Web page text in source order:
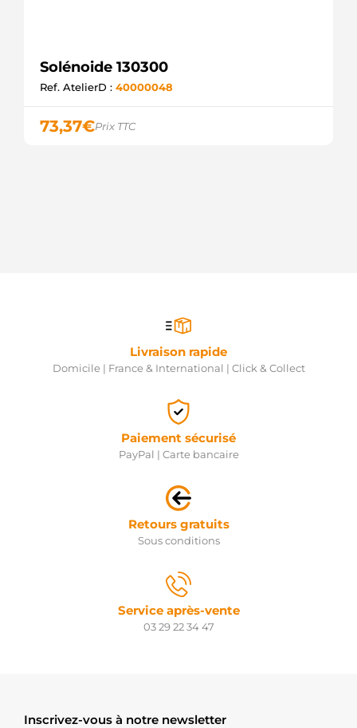
Solénoide 130300
Ref. AtelierD : 40000048
73,37€Prix TTC
Livraison rapide
Domicile | France & International | Click & Collect
Paiement sécurisé
PayPal | Carte bancaire
Retours gratuits
Sous conditions
Service après-vente
03 29 22 34 47
Inscrivez-vous à notre newsletter